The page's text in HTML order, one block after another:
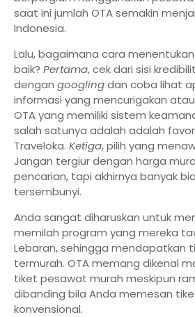
saat ini jumlah OTA semakin
Indonesia.
Lalu, bagaimana cara
baik? Pertama, cek dari sisi
dengan googlingdan coba lihat
informasi yang mencurigakan
OTA yang memiliki sistem
salah satunya adalah adalah
Traveloka. Ketiga, pilih yang
Jangan tergiur dengan harga
pencarian, tapi akhirnya banyak
tersembunyi.
Anda sangat diharuskan untuk
memilah program yang mereka
Lebaran, sehingga mendapatkan
termurah. OTA memang dikenal
tiket pesawat murah meskipun
dibanding bila Anda memesan
konvensional.